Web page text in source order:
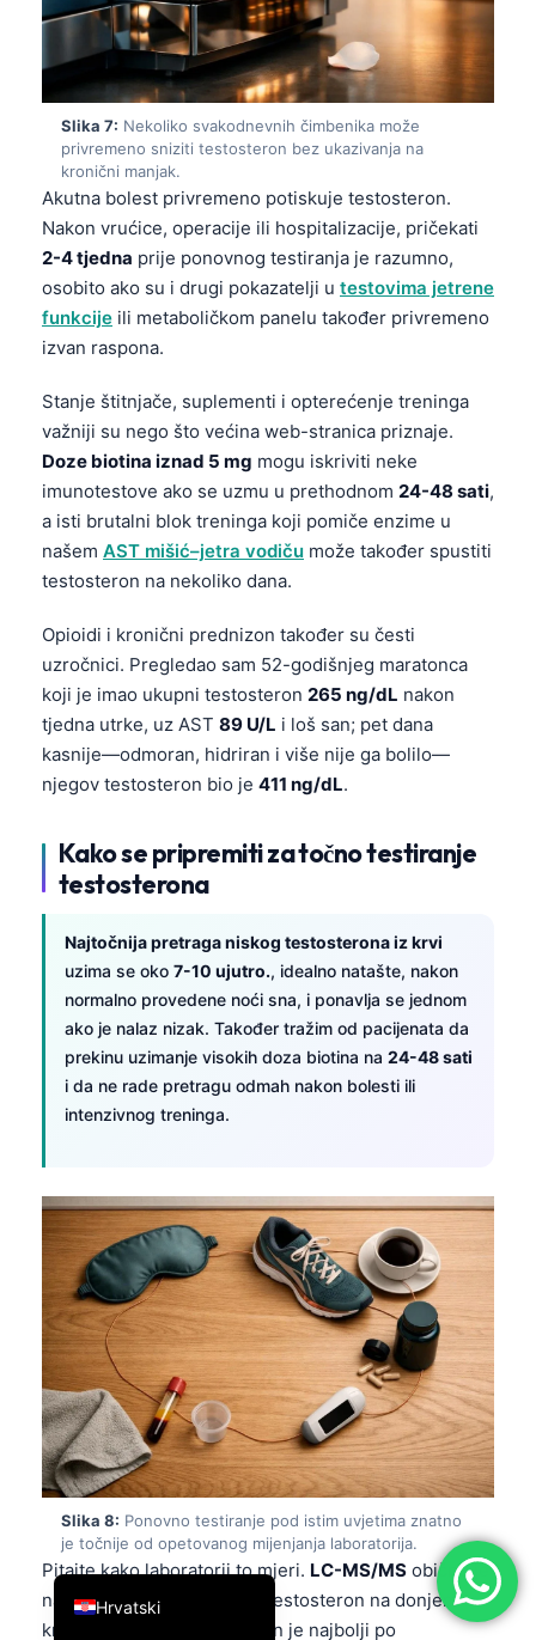
Slika 7: Nekoliko svakodnevnih čimbenika može
privremeno sniziti testosteron bez ukazivanja na
kronični manjak.
Akutna bolest privremeno potiskuje testosteron.
Nakon vrućice, operacije ili hospitalizacije, pričekati
2-4 tjedna prije ponovnog testiranja je razumno,
osobito ako su i drugi pokazatelji u testovima jetrene
funkcije ili metaboličkom panelu također privremeno
izvan raspona.
Stanje štitnjače, suplementi i opterećenje treninga
važniji su nego što većina web-stranica priznaje.
Doze biotina iznad 5 mg mogu iskriviti neke
imunotestove ako se uzmu u prethodnom 24-48 sati,
a isti brutalni blok treninga koji pomiče enzime u
našem AST mišić–jetra vodiču može također spustiti
testosteron na nekoliko dana.
Opioidi i kronični prednizon također su česti
uzročnici. Pregledao sam 52-godišnjeg maratonca
koji je imao ukupni testosteron 265 ng/dL nakon
tjedna utrke, uz AST 89 U/L i loš san; pet dana
kasnije—odmoran, hidriran i više nije ga bolilo—
njegov testosteron bio je 411 ng/dL.
Kako se pripremiti za točno testiranje
testosterona
Najtočnija pretraga niskog testosterona iz krvi
uzima se oko 7-10 ujutro., idealno natašte, nakon
normalno provedene noći sna, i ponavlja se jednom
ako je nalaz nizak. Također tražim od pacijenata da
prekinu uzimanje visokih doza biotina na 24-48 sati
i da ne rade pretragu odmah nakon bolesti ili
intenzivnog treninga.
Slika 8: Ponovno testiranje pod istim uvjetima znatno
je točnije od opetovanog mijenjanja laboratorija.
Pitajte kako laboratorij to mjeri. LC-MS/MS obično je
najbolja metoda za ukupni testosteron na donjem
kraju, a slobodni testosteron je najbolji po
Hrvatski
English
Deutsch
العربية
Français
עִבְרִית
Italiano
Español
Português
Ελληνικά
Türkçe
فارسی
Български
Dansk
Nederlands
हिन्दी
Bahasa Indonesia
Հայերեն
Српски језик
Svenska
Bosanski
Azərbaycan dili
日本語
Čeština
ქართული
Русский
Lietuvių kalba
한국어
Magyar
Shqip
اردو
मराठी
తెలుగు
தமிழ்